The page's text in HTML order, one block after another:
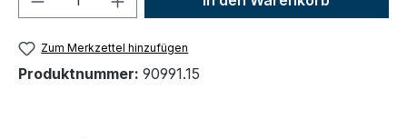
Zum Merkzettel hinzufügen
Produktnummer: 90991.15